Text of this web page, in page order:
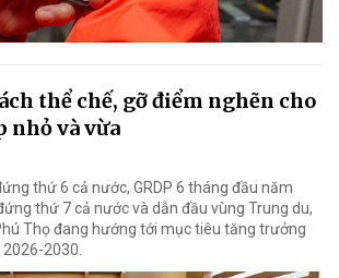
thể chế, gỡ điểm nghẽn cho
nhỏ và vừa
thứ 6 cả nước, GRDP 6 tháng đầu năm
thứ 7 cả nước và dẫn đầu vùng Trung du,
Thọ đang hướng tới mục tiêu tăng trưởng
2030.